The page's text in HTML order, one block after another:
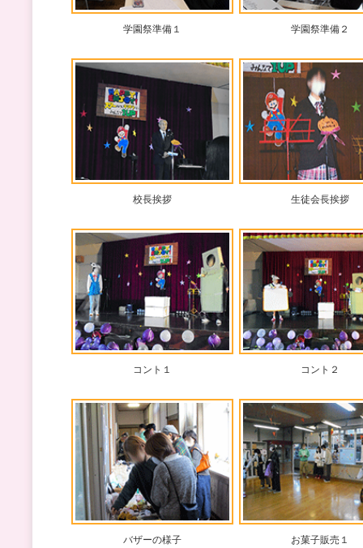
学園祭準備１ 学園祭準備２
校長挨拶 生徒会長挨拶
コント１ コント２
バザーの様子 お菓子販売１